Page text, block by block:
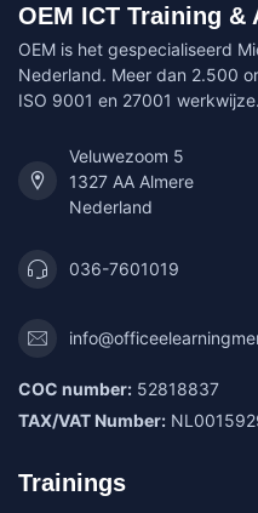
OEM ICT Training &
OEM is het gespecialiseerd
Nederland. Meer dan 2.500
ISO 9001 en 27001
Veluwezoom 5
1327 AA Almere
Nederland
036-7601019
COC number: 52818837
TAX/VAT Number:
Trainings